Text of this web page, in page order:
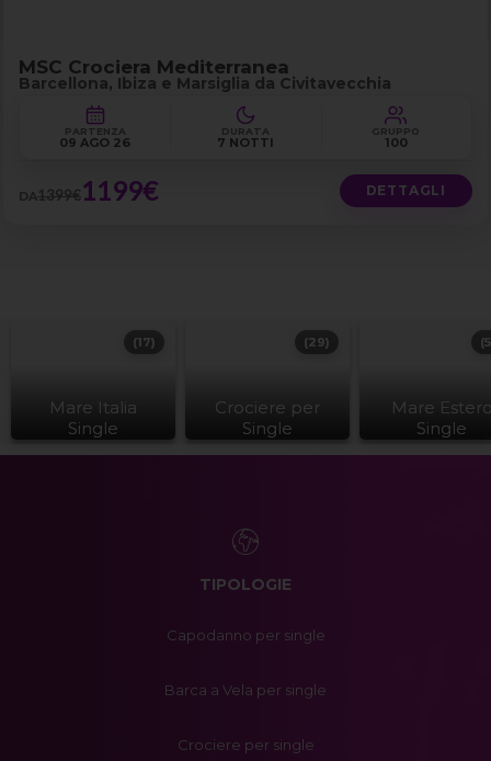
MSC Crociera Mediterranea
Barcellona, Ibiza e Marsiglia da Civitavecchia
PARTENZA
09 AGO 26
DURATA
7 NOTTI
GRUPPO
100
DA1399€1199€ DETTAGLI
Mare Italia
Single
(17)
Crociere per
Single
(29)
Mare
Single
TIPOLOGIE
Capodanno per single
Barca a Vela per single
Crociere per single